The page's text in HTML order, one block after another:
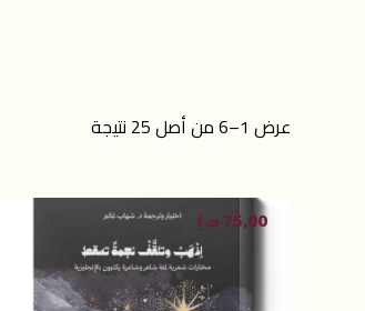
عرض 1–6 من أصل 25 نتيجة
75,00 د.إ